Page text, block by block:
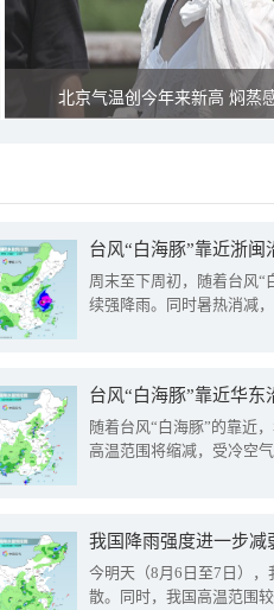
北京气温创今年来新高 焖蒸
台风“白海豚”靠近浙
周末至下周初，随着台风“
续强降雨。同时暑热消减
台风“白海豚”靠近华
随着台风“白海豚”的靠近
高温范围将缩减，受冷空
今明天（8月6日至7日）
散。同时，我国高温范围